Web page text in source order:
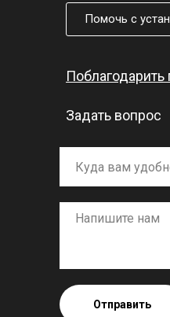
Отправить
Поблагодарить
Задать вопрос
Помочь с